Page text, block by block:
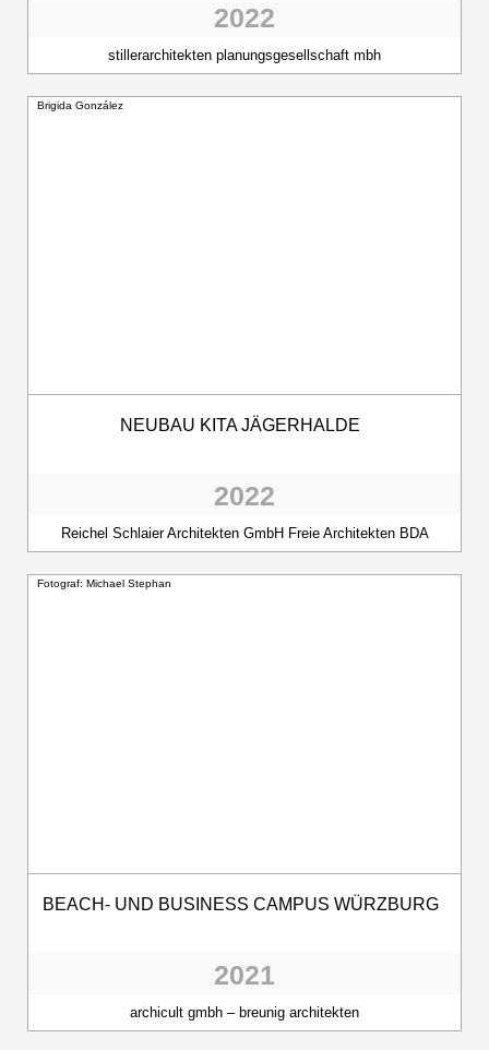
2022
stillerarchitekten planungsgesellschaft mbh
Brigida González
NEUBAU KITA JÄGERHALDE
2022
Reichel Schlaier Architekten GmbH Freie Architekten BDA
Fotograf: Michael Stephan
BEACH- UND BUSINESS CAMPUS WÜRZBURG
2021
archicult gmbh – breunig architekten